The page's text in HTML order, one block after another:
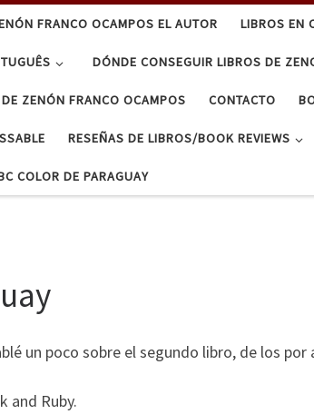
FRANCO OCAMPOS EL AUTOR LIBROS EN
DÓNDE CONSEGUIR LIBROS DE
ZENÓN FRANCO OCAMPOS CONTACTO
RESEÑAS DE LIBROS/BOOK REVIEWS
COLOR DE PARAGUAY
un poco sobre el segundo libro, de los
and Ruby.